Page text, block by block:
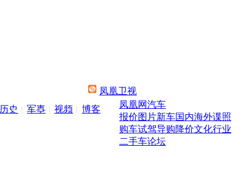
凤凰卫视
历史 军事 视频
博客
凤凰网汽车
报价图片新车国内海外谍照
购车试驾导购降价文化行业
二手车论坛